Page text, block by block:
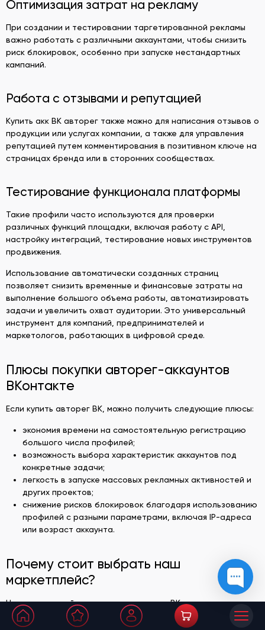
Оптимизация затрат на рекламу
При создании и тестировании таргетированной рекламы
важно работать с различными аккаунтами, чтобы снизить
риск блокировок, особенно при запуске нестандартных
кампаний.
Работа с отзывами и репутацией
Купить акк ВК авторег также можно для написания отзывов о
продукции или услугах компании, а также для управления
репутацией путем комментирования в позитивном ключе на
страницах бренда или в сторонних сообществах.
Тестирование функционала платформы
Такие профили часто используются для проверки
различных функций площадки, включая работу с API,
настройку интеграций, тестирование новых инструментов
продвижения.
Использование автоматически созданных страниц
позволяет снизить временные и финансовые затраты на
выполнение большого объема работы, автоматизировать
задачи и увеличить охват аудитории. Это универсальный
инструмент для компаний, предпринимателей и
маркетологов, работающих в цифровой среде.
Плюсы покупки авторег-аккаунтов
ВКонтакте
Если купить авторег ВК, можно получить следующие плюсы:
экономия времени на самостоятельную регистрацию
большого числа профилей;
возможность выбора характеристик аккаунтов под
конкретные задачи;
легкость в запуске массовых рекламных активностей и
других проектов;
снижение рисков блокировок благодаря использованию
профилей с разными параметрами, включая IP-адреса
или возраст аккаунта.
Почему стоит выбрать наш
маркетплейс?
Наш маркетплейс предлагает авторег ВК с такими
преимуществами: